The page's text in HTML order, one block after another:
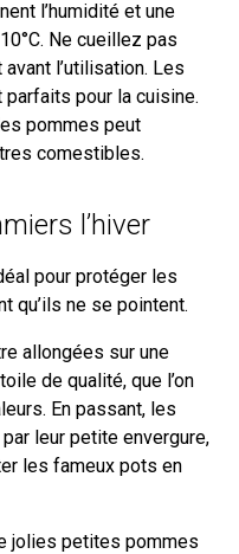
l’humidité et une
Ne cueillez pas
l’utilisation. Les
pour la cuisine.
pommes peut
comestibles.
l’hiver
pour protéger les
qu’ils ne se pointent.
allongées sur une
de qualité, que l’on
En passant, les
leur petite envergure,
les fameux pots en
jolies petites pommes